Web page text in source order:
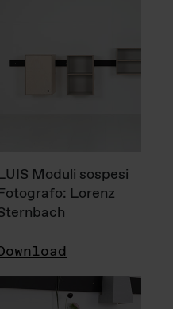
Moduli sospesi
Lorenz